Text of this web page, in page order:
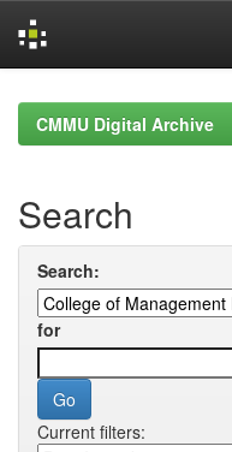
navigationCMMU Digital Archive
Search
Search:
for
Current filters: